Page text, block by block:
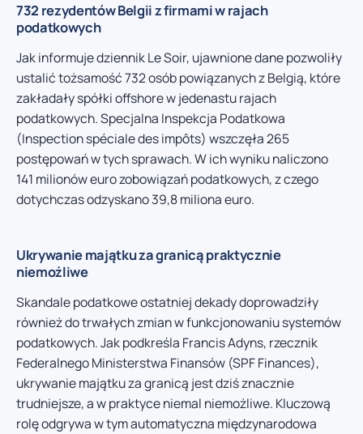
732 rezydentów Belgii z firmami w rajach
podatkowych
Jak informuje dziennik Le Soir, ujawnione dane pozwoliły
ustalić tożsamość 732 osób powiązanych z Belgią, które
zakładały spółki offshore w jedenastu rajach
podatkowych. Specjalna Inspekcja Podatkowa
(Inspection spéciale des impôts) wszczęła 265
postępowań w tych sprawach. W ich wyniku naliczono
141 milionów euro zobowiązań podatkowych, z czego
dotychczas odzyskano 39,8 miliona euro.
Ukrywanie majątku za granicą praktycznie
niemożliwe
Skandale podatkowe ostatniej dekady doprowadziły
również do trwałych zmian w funkcjonowaniu systemów
podatkowych. Jak podkreśla Francis Adyns, rzecznik
Federalnego Ministerstwa Finansów (SPF Finances),
ukrywanie majątku za granicą jest dziś znacznie
trudniejsze, a w praktyce niemal niemożliwe. Kluczową
rolę odgrywa w tym automatyczna międzynarodowa